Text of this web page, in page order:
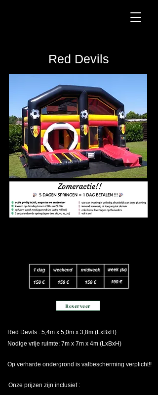
Red Devils
Reserveer
Red Devils : 5,4m x 5,0m x 3,8m (LxBxH)
Nodige vrije ruimte: 7m x 7m x 4m (LxBxH)
Op verharde ondergrond is valbescherming verplicht!!
Onze prijzen zijn inclusief :